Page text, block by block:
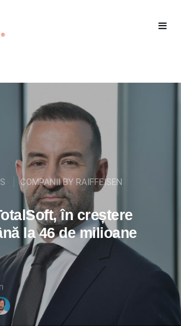
COMPANII BY RAIFFEISEN
în creștere
la 46 de milioane